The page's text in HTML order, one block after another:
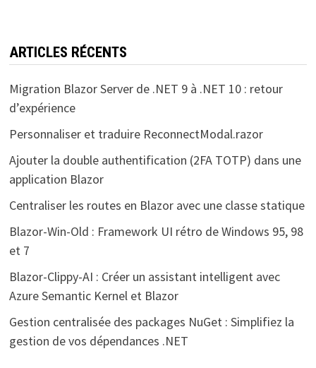
ARTICLES RÉCENTS
Migration Blazor Server de .NET 9 à .NET 10 : retour
d’expérience
Personnaliser et traduire ReconnectModal.razor
Ajouter la double authentification (2FA TOTP) dans une
application Blazor
Centraliser les routes en Blazor avec une classe statique
Blazor-Win-Old : Framework UI rétro de Windows 95, 98
et 7
Blazor-Clippy-AI : Créer un assistant intelligent avec
Azure Semantic Kernel et Blazor
Gestion centralisée des packages NuGet : Simplifiez la
gestion de vos dépendances .NET